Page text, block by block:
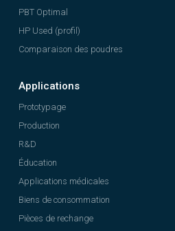
PBT Optimal
HP Used (profil)
Comparaison des poudres
Applications
Prototypage
Production
R&D
Éducation
Applications médicales
Biens de consommation
Pièces de rechange